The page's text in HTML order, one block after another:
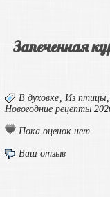
Запеченная
В духовке, Из птицы,
Новогодние рецепты
Пока оценок нет
Ваш отзыв